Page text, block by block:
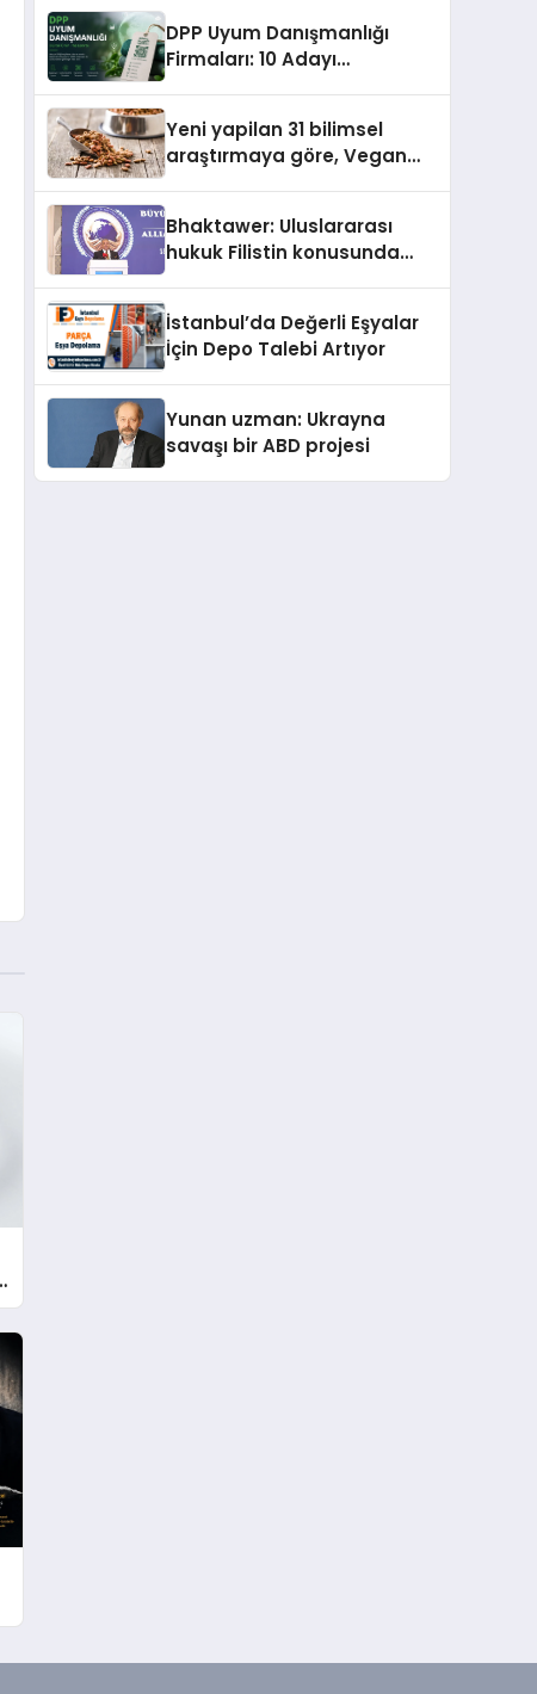
DPP Uyum Danışmanlığı
Firmaları: 10 Adayı
Yeni yapilan 31 bilimsel
araştırmaya göre, Vegan
Sindirildiğini Ortaya Koydu
Bhaktawer: Uluslararası
hukuk Filistin konusunda
İstanbul’da Değerli Eşyalar
İçin Depo Talebi Artıyor
Yunan uzman: Ukrayna
savaşı bir ABD projesi